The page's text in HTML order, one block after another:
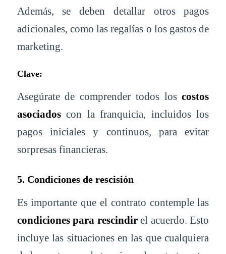
Además, se deben detallar otros pagos
adicionales, como las regalías o los gastos de
marketing.
Clave:
Asegúrate de comprender todos loscostos
asociadoscon la franquicia, incluidos los
pagos iniciales y continuos, para evitar
sorpresas financieras.
5. Condiciones de rescisión
Es importante que el contrato contemple las
condiciones para rescindirel acuerdo. Esto
incluye las situaciones en las que cualquiera